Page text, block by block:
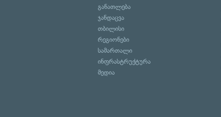
განათლება
ჯანდაცვა
თბილისი
რეგიონები
სამართალი
ინფრასტრუქტურა
მედია